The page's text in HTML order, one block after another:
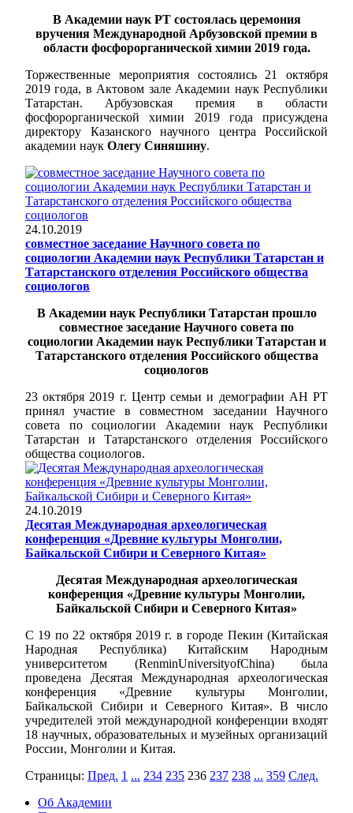
В Академии наук РТ состоялась церемония
вручения Международной Арбузовской премии в
области фосфорорганической химии 2019 года.
Торжественные мероприятия состоялись 21 октября
2019 года, в Актовом зале Академии наук Республики
Татарстан. Арбузовская премия в области
фосфорорганической химии 2019 года присуждена
директору Казанского научного центра Российской
академии наук Олегу Синяшину.
24.10.2019
совместное заседание Научного совета по
социологии Академии наук Республики Татарстан и
Татарстанского отделения Российского общества
социологов
В Академии наук Республики Татарстан прошло
совместное заседание Научного совета по
социологии Академии наук Республики Татарстан и
Татарстанского отделения Российского общества
социологов
23 октября 2019 г. Центр семьи и демографии АН РТ
принял участие в совместном заседании Научного
совета по социологии Академии наук Республики
Татарстан и Татарстанского отделения Российского
общества социологов.
24.10.2019
Десятая Международная археологическая
конференция «Древние культуры Монголии,
Байкальской Сибири и Северного Китая»
Десятая Международная археологическая
конференция «Древние культуры Монголии,
Байкальской Сибири и Северного Китая»
С 19 по 22 октября 2019 г. в городе Пекин (Китайская
Народная Республика) Китайским Народным
университетом (RenminUniversityofChina) была
проведена Десятая Международная археологическая
конференция «Древние культуры Монголии,
Байкальской Сибири и Северного Китая». В число
учредителей этой международной конференции входят
18 научных, образовательных и музейных организаций
России, Монголии и Китая.
Страницы: Пред. 1 ... 234 235 236 237 238 ... 359 След.
Об Академии